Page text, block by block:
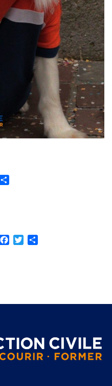
Twitter
Facebook
Twitter